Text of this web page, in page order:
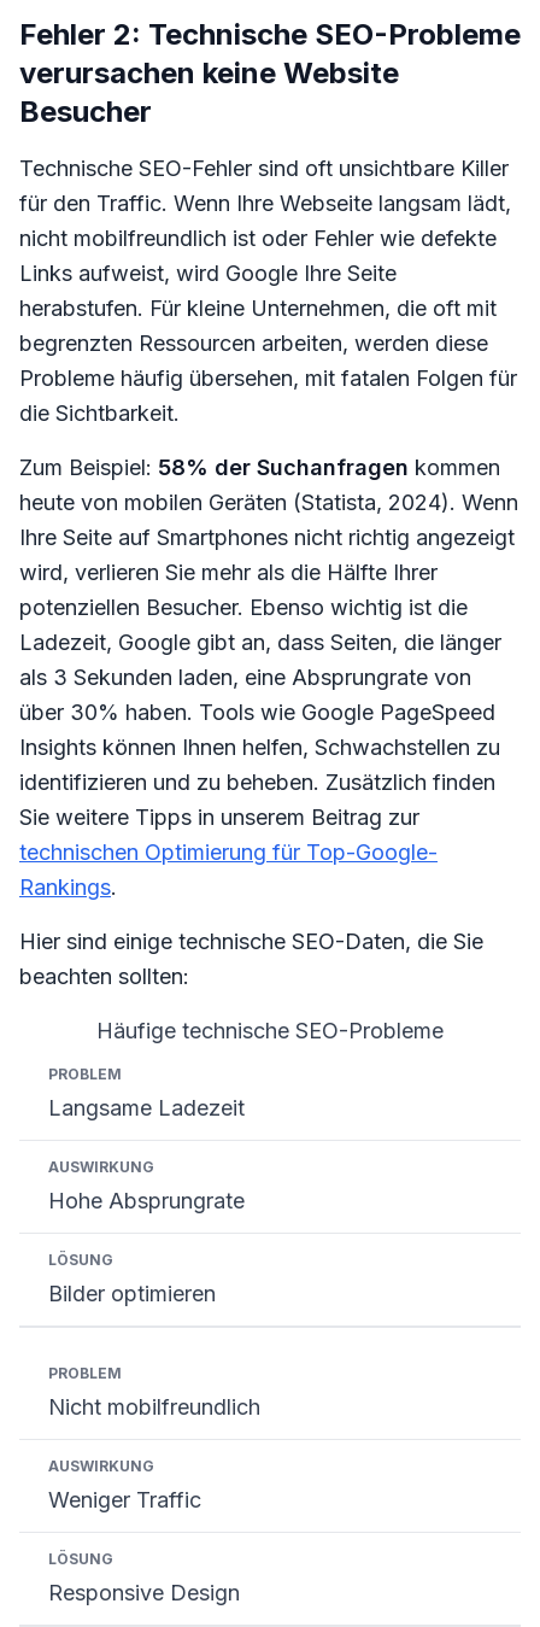
Fehler 2: Technische SEO-Probleme
verursachen keine Website
Besucher
Technische SEO-Fehler sind oft unsichtbare Killer
für den Traffic. Wenn Ihre Webseite langsam lädt,
nicht mobilfreundlich ist oder Fehler wie defekte
Links aufweist, wird Google Ihre Seite
herabstufen. Für kleine Unternehmen, die oft mit
begrenzten Ressourcen arbeiten, werden diese
Probleme häufig übersehen, mit fatalen Folgen für
die Sichtbarkeit.
Zum Beispiel: 58% der Suchanfragen kommen
heute von mobilen Geräten (Statista, 2024). Wenn
Ihre Seite auf Smartphones nicht richtig angezeigt
wird, verlieren Sie mehr als die Hälfte Ihrer
potenziellen Besucher. Ebenso wichtig ist die
Ladezeit, Google gibt an, dass Seiten, die länger
als 3 Sekunden laden, eine Absprungrate von
über 30% haben. Tools wie Google PageSpeed
Insights können Ihnen helfen, Schwachstellen zu
identifizieren und zu beheben. Zusätzlich finden
Sie weitere Tipps in unserem Beitrag zur
technischen Optimierung für Top-Google-
Rankings.
Hier sind einige technische SEO-Daten, die Sie
beachten sollten:
Häufige technische SEO-Probleme
ProblemAuswirkung
Langsame Ladezeit
Hohe Absprungrate
Bilder optimieren
Nicht mobilfreundlich
Weniger Traffic
Responsive Design